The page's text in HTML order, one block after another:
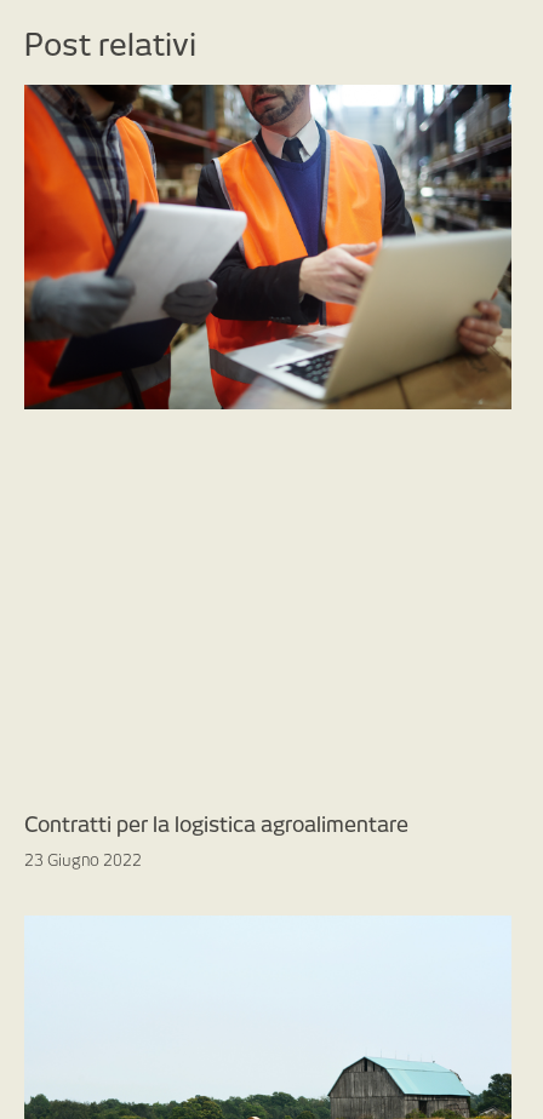
Post relativi
Contratti per la logistica agroalimentare
23 Giugno 2022